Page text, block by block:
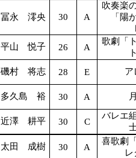
冨永 澪央 30 A
吹奏楽
「陽
平山 悦子 26 A
歌劇「
磯村 将志 28 E ア
多久島 裕 30 A
近澤 耕平 30 C
バレエ
太田 成樹 30 A
喜歌劇